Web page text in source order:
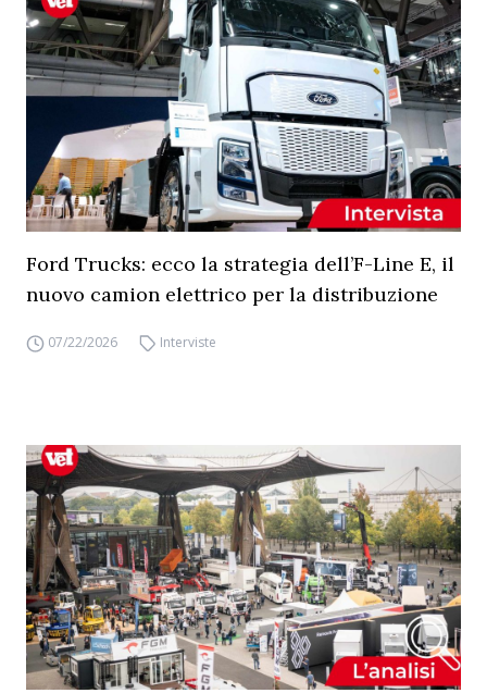
Ford Trucks: ecco la strategia dell’F-Line E, il
nuovo camion elettrico per la distribuzione
07/22/2026 Interviste